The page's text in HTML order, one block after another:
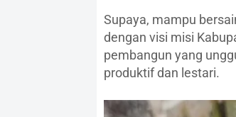
Supaya, mampu
dengan visi misi
pembangun yang
produktif dan lestari.